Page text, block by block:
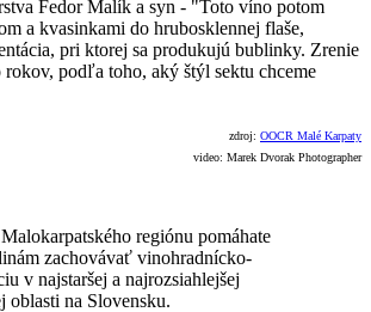
Fedor Malík a syn - "Toto víno potom
a kvasinkami do hrubosklennej flaše,
pri ktorej sa produkujú bublinky. Zrenie
podľa toho, aký štýl sektu chceme
zdroj: OOCR Malé Karpaty
video: Marek Dvorak Photographer
regiónu pomáhate
zachovávať vinohradnícko-
v najstaršej a najrozsiahlejšej
oblasti na Slovensku.